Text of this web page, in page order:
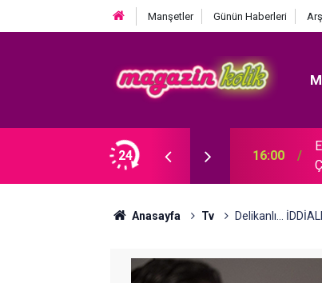
Manşetler Günün Haberleri
24
5 GÜZEL KADINI! 16:00
Anasayfa Tv Delikanlı...